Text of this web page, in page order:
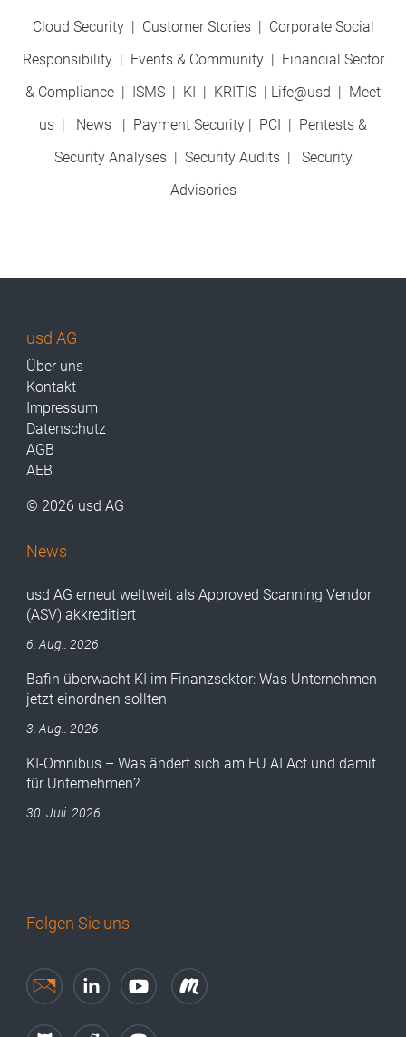
Cloud Security | Customer Stories| Corporate Social
Responsibility| Events & Community | Financial Sector
& Compliance | ISMS | KI | KRITIS | Life@usd | Meet
us | News | Payment Security | PCI | Pentests &
Security Analyses | Security Audits| Security
Advisories
usd AG
Über uns
Kontakt
Impressum
Datenschutz
AGB
AEB
© 2026 usd AG
News
usd AG erneut weltweit als Approved Scanning Vendor
(ASV) akkreditiert
6. Aug.. 2026
Bafin überwacht KI im Finanzsektor: Was Unternehmen
jetzt einordnen sollten
3. Aug.. 2026
KI-Omnibus – Was ändert sich am EU AI Act und damit
für Unternehmen?
30. Juli. 2026
Folgen Sie uns